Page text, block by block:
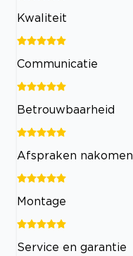
Kwaliteit
Communicatie
Betrouwbaarheid
Afspraken nakomen
Montage
Service en garantie